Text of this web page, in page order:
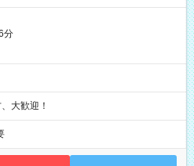
分
大歓迎！